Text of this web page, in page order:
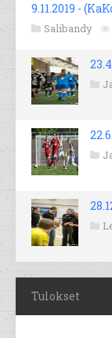
9.11.2019 -
Salibandy
Tulokset